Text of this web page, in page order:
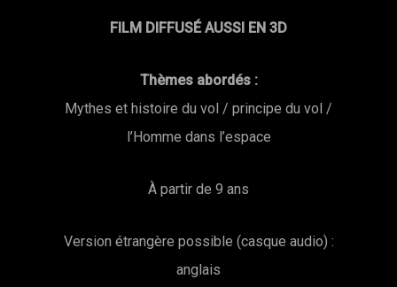
FILM DIFFUSÉ AUSSI EN 3D
Thèmes abordés :
Mythes et histoire du vol / principe du vol /
l’Homme dans l’espace
À partir de 9 ans
Version étrangère possible (casque audio) :
anglais